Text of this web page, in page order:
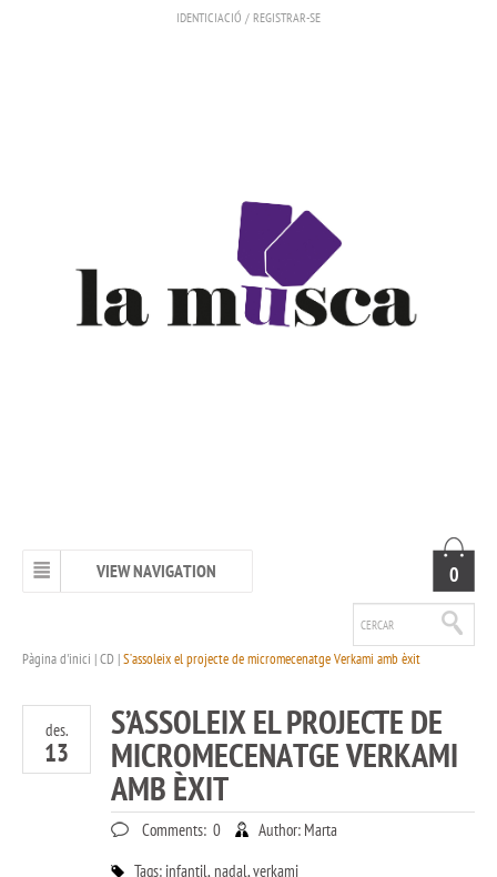
IDENTICIACIÓ / REGISTRAR-SE
VIEW NAVIGATION 0
Pàgina d'inici |CD |S’assoleix el projecte de micromecenatge Verkami amb èxit
des.
13
S’ASSOLEIX EL PROJECTE DE
MICROMECENATGE VERKAMI
AMB ÈXIT
Comments: 0 Author: Marta
Tags: infantil, nadal,verkami